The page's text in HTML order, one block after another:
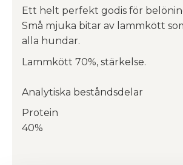
Ett helt perfekt godis för
Små mjuka bitar av lammkött
alla hundar.
Lammkött 70%, stärkelse.
Analytiska beståndsdelar
Protein
40%